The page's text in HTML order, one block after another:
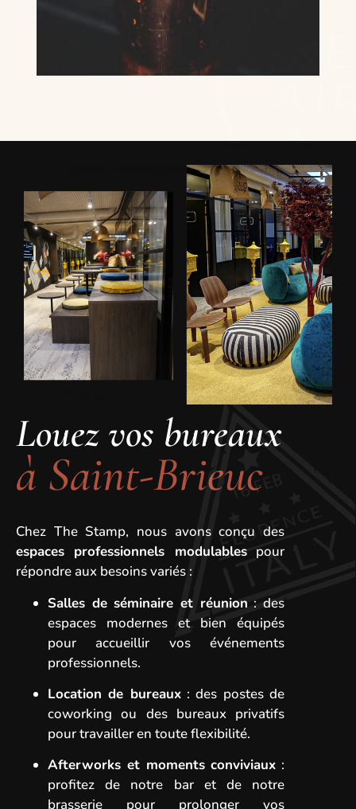
Louez vos bureaux
à Saint-Brieuc
Chez The Stamp, nous avons conçu des
espaces professionnels modulablespour
répondre aux besoins variés :
Salles de séminaire et réunion : des
espaces modernes et bien équipés
pour accueillir vos événements
professionnels.
Location de bureaux: des postes de
coworking ou des bureaux privatifs
pour travailler en toute flexibilité.
Afterworks et moments conviviaux :
profitez de notre bar et de notre
brasserie pour prolonger vos